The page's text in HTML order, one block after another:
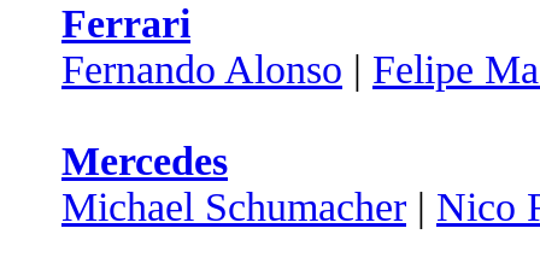
Ferrari
Fernando Alonso | Felipe
Mercedes
Michael Schumacher | Nico